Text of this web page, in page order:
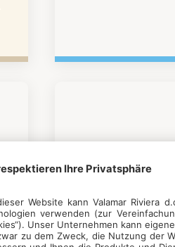
FÜR DIESES JAHR